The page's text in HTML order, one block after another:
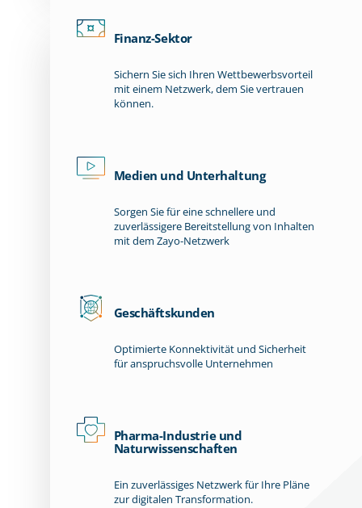
Finanz-Sektor
Sichern Sie sich Ihren Wettbewerbsvorteil
mit einem Netzwerk, dem Sie vertrauen
können.
Medien und Unterhaltung
Sorgen Sie für eine schnellere und
zuverlässigere Bereitstellung von Inhalten
mit dem Zayo-Netzwerk
Geschäftskunden
Optimierte Konnektivität und Sicherheit
für anspruchsvolle Unternehmen
Pharma-Industrie und
Naturwissenschaften
Ein zuverlässiges Netzwerk für Ihre Pläne
zur digitalen Transformation.